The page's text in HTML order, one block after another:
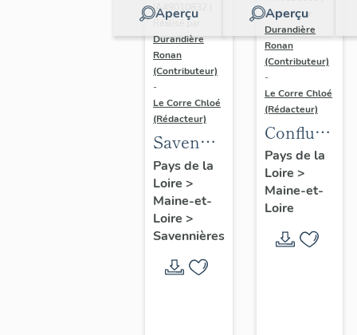
Aperçu
IA49010832 |
Réalisé par
Durandière
Ronan
(Contributeur)
-
Le Corre Chloé
(Rédacteur)
Savennières
:
présentation
de la
commune
Pays de la
Loire >
Maine-et-
Loire >
Savennières
Aperçu
Réalisé par
Durandière
Ronan
(Contributeur)
-
Le Corre Chloé
(Rédacteur)
Confluence
Maine-
Loire :
d'étude
Pays de la
Loire >
Maine-et-
Loire